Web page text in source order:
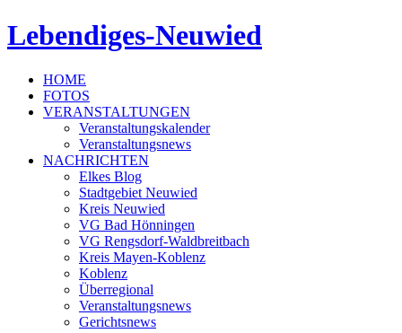
Lebendiges-Neuwied
HOME
FOTOS
VERANSTALTUNGEN
Veranstaltungskalender
Veranstaltungsnews
NACHRICHTEN
Elkes Blog
Stadtgebiet Neuwied
Kreis Neuwied
VG Bad Hönningen
VG Rengsdorf-Waldbreitbach
Kreis Mayen-Koblenz
Koblenz
Überregional
Veranstaltungsnews
Gerichtsnews